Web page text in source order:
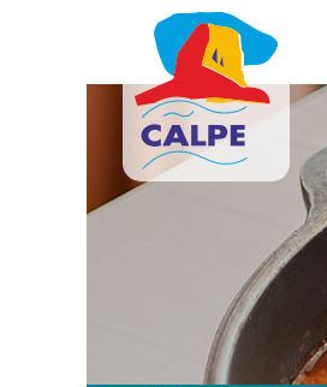
Aller au contenu principal